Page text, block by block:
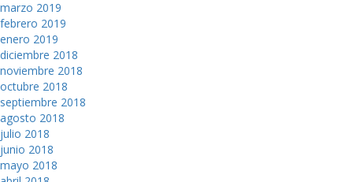
marzo 2019
febrero 2019
enero 2019
diciembre 2018
noviembre 2018
octubre 2018
septiembre 2018
agosto 2018
julio 2018
junio 2018
mayo 2018